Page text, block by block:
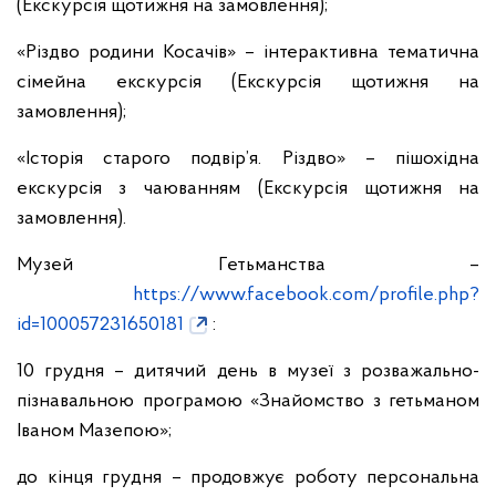
(Екскурсія щотижня на замовлення);
«Різдво родини Косачів» – інтерактивна тематична
сімейна екскурсія (Екскурсія щотижня на
замовлення);
«Історія старого подвір’я. Різдво» – пішохідна
екскурсія з чаюванням (Екскурсія щотижня на
замовлення).
Музей Гетьманства –
https://www.facebook.com/profile.php?
id=100057231650181
:
10 грудня – дитячий день в музеї з розважально-
пізнавальною програмою «Знайомство з гетьманом
Іваном Мазепою»;
до кінця грудня – продовжує роботу персональна